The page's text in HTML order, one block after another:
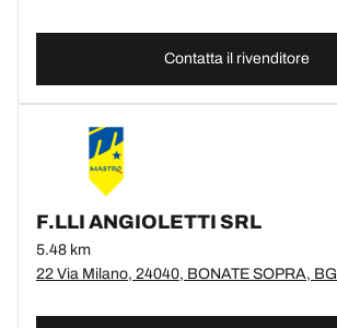
Contatta il rivenditore
F.LLI ANGIOLETTI SRL
5.48 km
22 Via Milano, 24040, BONATE SOPRA, BG